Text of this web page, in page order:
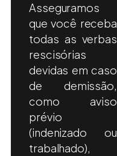
Asseguramos
que você receba
todas as verbas
rescisórias
devidas em caso
de demissão,
como aviso
prévio
(indenizado ou
trabalhado),